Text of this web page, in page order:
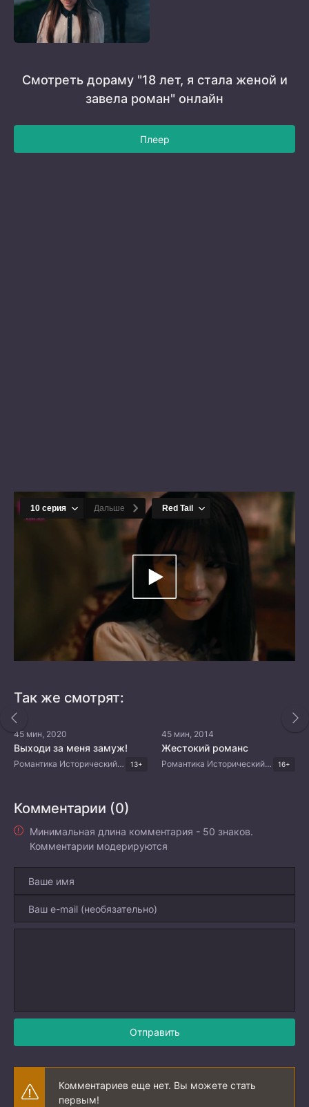
Смотреть дораму "18 лет, я стала женой и
завела роман" онлайн
Плеер
Так же смотрят:
45 мин, 2020
Выходи за меня замуж!
Романтика Исторический Мистика Комедия Китайские дорамы 13+
45 мин, 2014
Жестокий романс
Романтика Исторический Криминал Драма Китайские дорамы 16+
Комментарии (0)
Минимальная длина комментария - 50 знаков.
Комментарии модерируются
Отправить
Комментариев еще нет. Вы можете стать
первым!